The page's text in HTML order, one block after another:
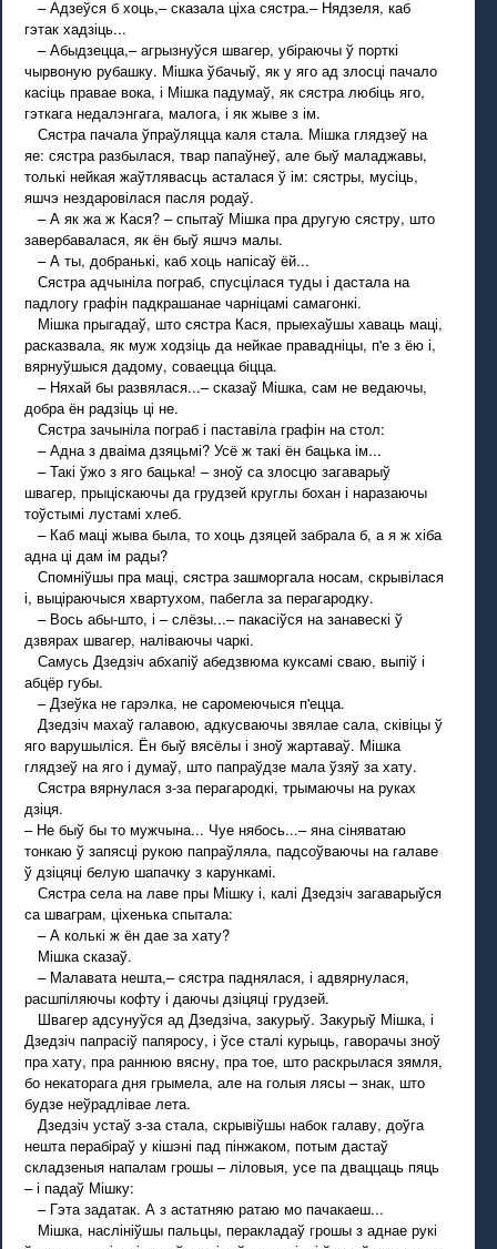
– Адзеўся б хоць,– сказала ціха сястра.– Нядзеля, каб
гэтак хадзіць...
– Абыдзецца,– агрызнуўся швагер, убіраючы ў порткі
чырвоную рубашку. Мішка ўбачыў, як у яго ад злосці пачало
касіць правае вока, і Мішка падумаў, як сястра любіць яго,
гэткага недалэнгага, малога, і як жыве з ім.
Сястра пачала ўпраўляцца каля стала. Мішка глядзеў на
яе: сястра разбылася, твар папаўнеў, але быў маладжавы,
толькі нейкая жаўтлявасць асталася ў ім: сястры, мусіць,
яшчэ нездаровілася пасля родаў.
– А як жа ж Кася? – спытаў Мішка пра другую сястру, што
завербавалася, як ён быў яшчэ малы.
– А ты, добранькі, каб хоць напісаў ёй...
Сястра адчыніла пограб, спусцілася туды і дастала на
падлогу графін падкрашанае чарніцамі самагонкі.
Мішка прыгадаў, што сястра Кася, прыехаўшы хаваць маці,
расказвала, як муж ходзіць да нейкае правадніцы, п'е з ёю і,
вярнуўшыся дадому, соваецца біцца.
– Няхай бы развялася...– сказаў Мішка, сам не ведаючы,
добра ён радзіць ці не.
Сястра зачыніла пограб і паставіла графін на стол:
– Адна з дваіма дзяцьмі? Усё ж такі ён бацька ім...
– Такі ўжо з яго бацька! – зноў са злосцю загаварыў
швагер, прыціскаючы да грудзей круглы бохан і наразаючы
тоўстымі лустамі хлеб.
– Каб маці жыва была, то хоць дзяцей забрала б, а я ж хіба
адна ці дам ім рады?
Спомніўшы пра маці, сястра зашморгала носам, скрывілася
і, выціраючыся хвартухом, пабегла за перагародку.
– Вось абы-што, і – слёзы...– пакасіўся на занавескі ў
дзвярах швагер, наліваючы чаркі.
Самусь Дзедзіч абхапіў абедзвюма куксамі сваю, выпіў і
абцёр губы.
– Дзеўка не гарэлка, не саромеючыся п'ецца.
Дзедзіч махаў галавою, адкусваючы звялае сала, сківіцы ў
яго варушыліся. Ён быў вясёлы і зноў жартаваў. Мішка
глядзеў на яго і думаў, што папраўдзе мала ўзяў за хату.
Сястра вярнулася з-за перагародкі, трымаючы на руках
дзіця.
– Не быў бы то мужчына... Чуе нябось...– яна сіняватаю
тонкаю ў запясці рукою папраўляла, падсоўваючы на галаве
ў дзіцяці белую шапачку з карункамі.
Сястра села на лаве пры Мішку і, калі Дзедзіч загаварыўся
са шваграм, ціхенька спытала:
– А колькі ж ён дае за хату?
Мішка сказаў.
– Малавата нешта,– сястра паднялася, і адвярнулася,
расшпіляючы кофту і даючы дзіцяці грудзей.
Швагер адсунуўся ад Дзедзіча, закурыў. Закурыў Мішка, і
Дзедзіч папрасіў папяросу, і ўсе сталі курыць, гаворачы зноў
пра хату, пра раннюю вясну, пра тое, што раскрылася зямля,
бо некаторага дня грымела, але на голыя лясы – знак, што
будзе неўрадлівае лета.
Дзедзіч устаў з-за стала, скрывіўшы набок галаву, доўга
нешта перабіраў у кішэні пад пінжаком, потым дастаў
складзеныя напалам грошы – ліловыя, усе па дваццаць пяць
– і падаў Мішку:
– Гэта задатак. А з астатняю ратаю мо пачакаеш...
Мішка, наслініўшы пальцы, перакладаў грошы з аднае рукі